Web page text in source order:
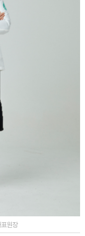
표원장